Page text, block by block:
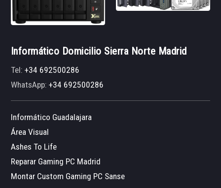
Informático Domicilio Sierra Norte Madrid
Tel:+34 692500286
WhatsApp:+34 692500286
Informático Guadalajara
Área Visual
Ashes To Life
Reparar Gaming PC Madrid
Montar Custom Gaming PC Sanse